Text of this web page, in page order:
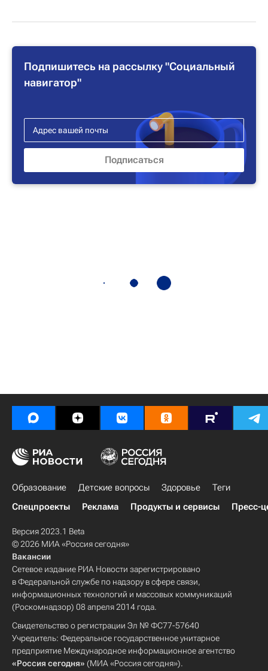
Подпишитесь на рассылку "Социальный
навигатор"
Образование Детские вопросы Здоровье
Теги
Спецпроекты
Реклама Продукты и сервисы Пресс-
Версия 2023.1 Beta
© 2026 МИА «Россия сегодня»
Вакансии
Сетевое издание РИА Новости зарегистрировано
в Федеральной службе по надзору в сфере связи,
информационных технологий и массовых коммуникаций
(Роскомнадзор) 08 апреля 2014 года.
Свидетельство о регистрации Эл № ФС77-57640
Учредитель: Федеральное государственное унитарное
предприятие Международное информационное агентство
«Россия сегодня» (МИА «Россия сегодня»).